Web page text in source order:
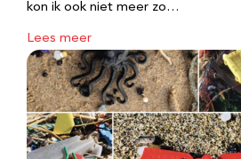
kon ik ook niet meer zo…
Lees meer